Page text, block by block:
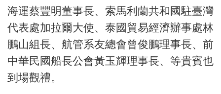
海運蔡豐明董事長、索馬利蘭共和國駐臺灣
代表處加拉爾大使、泰國貿易經濟辦事處林
鵬山組長、航管系友總會曾俊鵬理事長、前
中華民國船長公會黃玉輝理事長、等貴賓也
到場觀禮。